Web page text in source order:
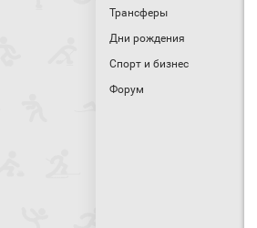
Трансферы
Дни рождения
Спорт и бизнес
Форум